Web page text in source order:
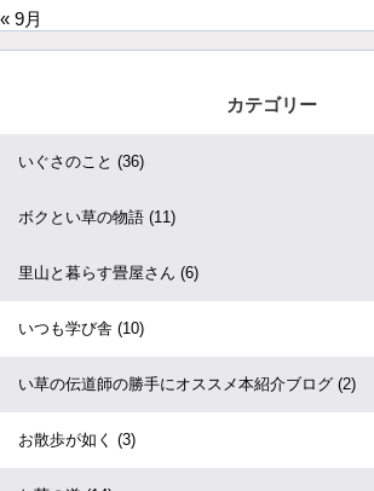
« 9月
カテゴリー
いぐさのこと (36)
ボクとい草の物語 (11)
里山と暮らす畳屋さん (6)
いつも学び舎 (10)
い草の伝道師の勝手にオススメ本紹介ブログ (2)
お散歩が如く (3)